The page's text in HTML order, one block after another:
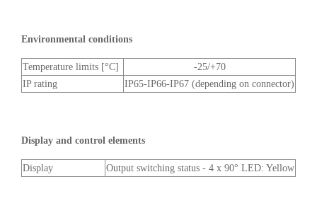
Environmental conditions
Temperature limits [°C]
-25/+70
IP rating
IP65-IP66-IP67 (depending on connector)
Display and control elements
Display Output switching status - 4 x 90° LED: Yellow